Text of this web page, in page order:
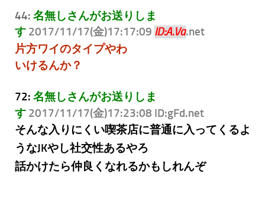
44: 名無しさんがお送りしま
す 2017/11/17(金)17:17:09 ID:A.Va.net
片方ワイのタイプやわ
いけるんか？
72: 名無しさんがお送りしま
す 2017/11/17(金)17:23:08 ID:gFd.net
そんな入りにくい喫茶店に普通に入ってくるよ
うなJKやし社交性あるやろ
話かけたら仲良くなれるかもしれんぞ